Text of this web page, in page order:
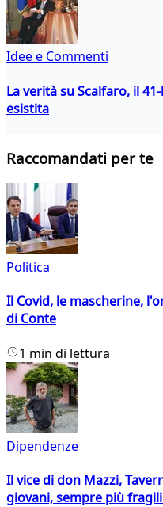
Idee e Commenti
La verità su Scalfaro, il
esistita
Raccomandati per te
Politica
Il Covid, le mascherine,
di Conte
1 min di lettura
Dipendenze
Il vice di don Mazzi,
giovani, sempre più